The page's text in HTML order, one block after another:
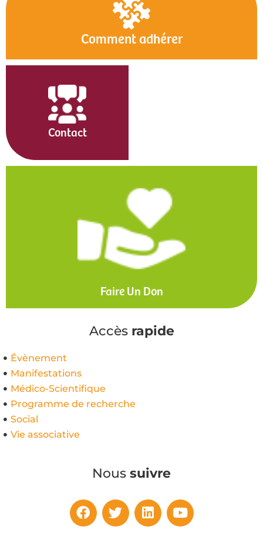
Comment adhérer
Contact
Faire Un Don
Accès rapide
Évènement
Manifestations
Médico-Scientifique
Programme de recherche
Social
Vie associative
Nous suivre